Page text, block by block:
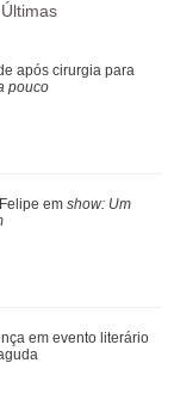
em show: Um
de idade
em evento literário
Últimas
após cirurgia para
pouco
em show: Um
em evento literário